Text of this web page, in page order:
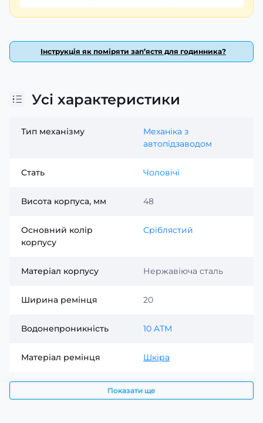
Інструкція як поміряти зап’ястя для годинника?
Усі характеристики
Тип механізму
Механіка з
автопідзаводом
Стать Чоловічі
Висота корпуса, мм 48
Основний колір
корпусу
Сріблястий
Матеріал корпусу Нержавіюча сталь
Ширина ремінця 20
Водонепроникність 10 ATM
Матеріал ремінця Шкіра
Показати ще